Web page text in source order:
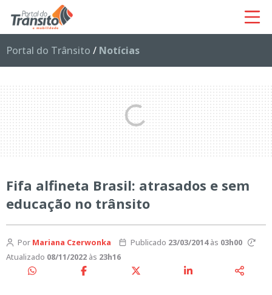
Portal do Trânsito / Notícias
Fifa alfineta Brasil: atrasados e sem
educação no trânsito
Por Mariana Czerwonka Publicado 23/03/2014às 03h00
Atualizado 08/11/2022 às 23h16